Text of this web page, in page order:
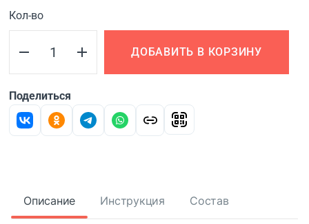
Кол-во
ДОБАВИТЬ В КОРЗИНУ
Поделиться
Описание Инструкция Состав